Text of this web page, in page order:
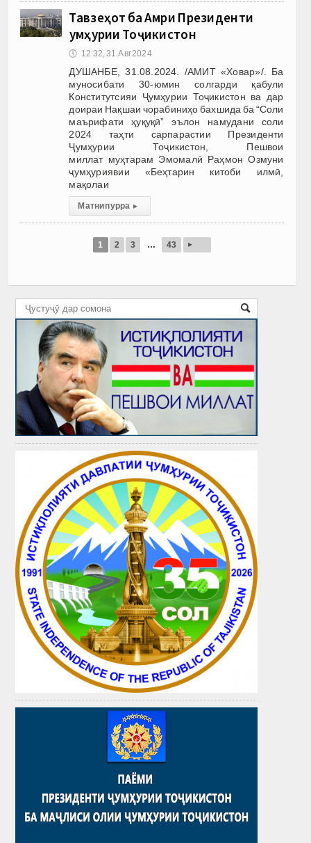
Тавзеҳот ба Амри Президенти
Ҷумҳурии Тоҷикистон
🕔 12:32, 31.Авг 2024
ДУШАНБЕ, 31.08.2024. /АМИТ «Ховар»/. Ба
муносибати 30-юмин солгарди қабули
Конститутсияи Ҷумҳурии Тоҷикистон ва дар
доираи Нақшаи чорабиниҳо бахшида ба “Соли
маърифати ҳуқуқӣ” эълон намудани соли
2024 таҳти сарпарастии Президенти
Ҷумҳурии Тоҷикистон, Пешвои
миллат муҳтарам Эмомалӣ Раҳмон Озмуни
ҷумҳуриявии «Беҳтарин китоби илмӣ,
мақолаи
Матни пурра ▸
1 2 3 … 43 ▸